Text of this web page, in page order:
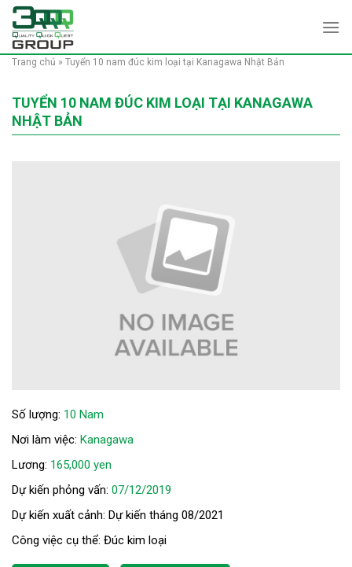
Skip
content
Trang chủ » Tuyển 10 nam đúc kim loại tại Kanagawa Nhật Bản
TUYỂN 10 NAM ĐÚC KIM LOẠI TẠI KANAGAWA
NHẬT BẢN
Số lượng: 10 Nam
Nơi làm việc: Kanagawa
Lương: 165,000 yen
Dự kiến phỏng vấn: 07/12/2019
Dự kiến xuất cảnh: Dự kiến tháng 08/2021
Công việc cụ thể: Đúc kim loại